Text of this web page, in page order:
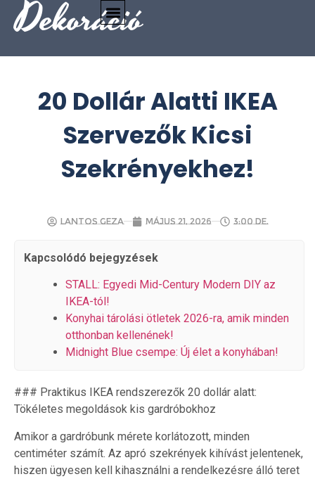
Dekoráció
20 Dollár Alatti IKEA
Szervezők Kicsi
Szekrényekhez!
Lantos Geza május 21, 2026 3:00 de.
Kapcsolódó bejegyzések
STALL: Egyedi Mid-Century Modern DIY az
IKEA-tól!
Konyhai tárolási ötletek 2026-ra, amik minden
otthonban kellenének!
Midnight Blue csempe: Új élet a konyhában!
### Praktikus IKEA rendszerezők 20 dollár alatt:
Tökéletes megoldások kis gardróbokhoz
Amikor a gardróbunk mérete korlátozott, minden
centiméter számít. Az apró szekrények kihívást jelentenek,
hiszen ügyesen kell kihasználni a rendelkezésre álló teret